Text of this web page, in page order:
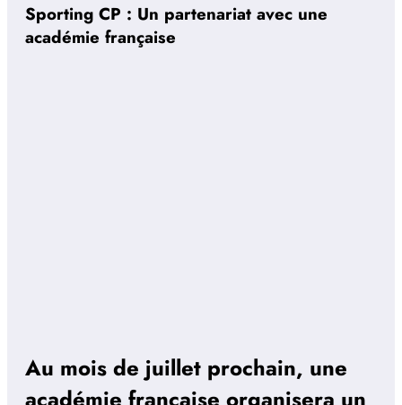
Sporting CP : Un partenariat avec une
académie française
Au mois de juillet prochain, une